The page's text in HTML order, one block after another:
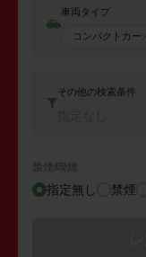
車両タイプ
コンパクトカー
その他の検索条件
禁煙/喫煙
指定無し 禁煙